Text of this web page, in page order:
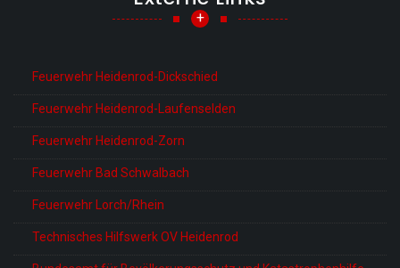
+
Feuerwehr Heidenrod-Dickschied
Feuerwehr Heidenrod-Laufenselden
Feuerwehr Heidenrod-Zorn
Feuerwehr Bad Schwalbach
Feuerwehr Lorch/Rhein
Technisches Hilfswerk OV Heidenrod